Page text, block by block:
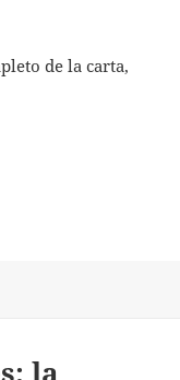
de la carta,
Perfil del cargo:
la